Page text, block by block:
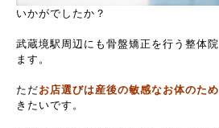
いかがでしたか？
武蔵境駅周辺にも骨盤矯正を行う整体
ます。
ただお店選びは産後の敏感なお体のた
きたいです。